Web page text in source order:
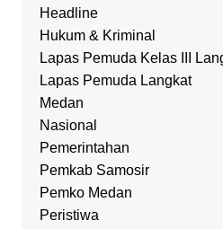
Headline
Hukum & Kriminal
Lapas Pemuda Kelas III
Lapas Pemuda Langkat
Medan
Nasional
Pemerintahan
Pemkab Samosir
Pemko Medan
Peristiwa